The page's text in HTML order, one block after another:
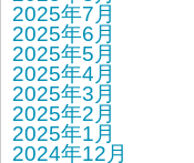
2025年7月
2025年6月
2025年5月
2025年4月
2025年3月
2025年2月
2025年1月
2024年12月